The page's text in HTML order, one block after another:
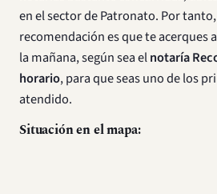
en el sector de Patronato. Por
recomendación es que te acerques
la mañana, según sea elnotaría
horario, para que seas uno de los
atendido.
Situación en el mapa: